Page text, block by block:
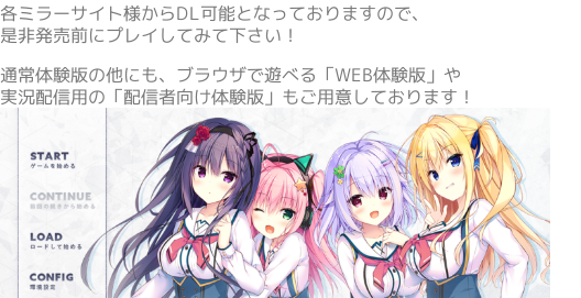
各ミラーサイト様からDL可能となっておりますので、
是非発売前にプレイしてみて下さい！
通常体験版の他にも、ブラウザで遊べる「WEB体験版」や
実況配信用の「配信者向け体験版」もご用意しております！